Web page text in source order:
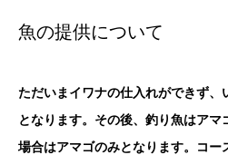
魚の提供について
ただいまイワナの仕入れができず、
となります。その後、釣り魚はア
場合はアマゴのみとなります。コー